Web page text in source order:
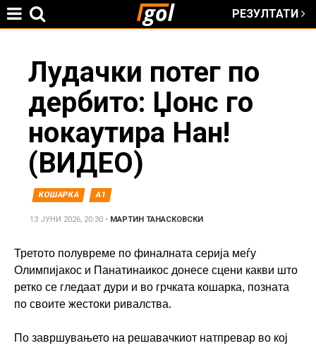
РЕЗУЛТАТИ
here
Лудачки потег по
дербито: Џонс го
нокаутира Нан!
(ВИДЕО)
КОШАРКА А1
13 ЈУНИ 2026, 20:30 • МАРТИН ТАНАСКОВСКИ
Третото полувреме по финалната серија меѓу
Олимпијакос и Панатинаикос донесе сцени какви што
ретко се гледаат дури и во грчката кошарка, позната
по своите жестоки ривалства.
По завршувањето на решавачкиот натпревар во кој